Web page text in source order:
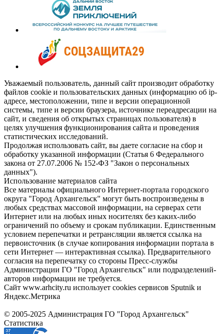
Уважаемый пользователь, данный сайт производит обработку
файлов cookie и пользовательских данных (информацию об ip-
адресе, местоположении, типе и версии операционной
системы, типе и версии браузера, источнике переадресации на
сайт, и сведения об открытых страницах пользователя) в
целях улучшения функционирования сайта и проведения
статистических исследований.
Продолжая использовать сайт, вы даете согласие на сбор и
обработку указанной информации (Статья 6 Федерального
закона от 27.07.2006 № 152-ФЗ "Закон о персональных
данных").
Использование материалов сайта
Все материалы официального Интернет-портала городского
округа "Город Архангельск" могут быть воспроизведены в
любых средствах массовой информации, на серверах сети
Интернет или на любых иных носителях без каких-либо
ограничений по объему и срокам публикации. Единственным
условием перепечатки и ретрансляции является ссылка на
первоисточник (в случае копирования информации портала в
сети Интернет — интерактивная ссылка). Предварительного
согласия на перепечатку со стороны Пресс-службы
Администрации ГО "Город Архангельск" или подразделений-
авторов информации не требуется.
Сайт www.arhcity.ru использует cookies сервисов Sputnik и
Яндекс.Метрика
© 2005-2025 Администрация ГО "Город Архангельск"
Статистика